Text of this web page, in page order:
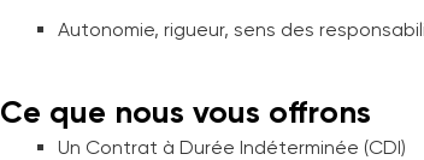
Autonomie, rigueur, sens des
Ce que nous vous offrons
Un Contrat à Durée Indéterminée (CDI)